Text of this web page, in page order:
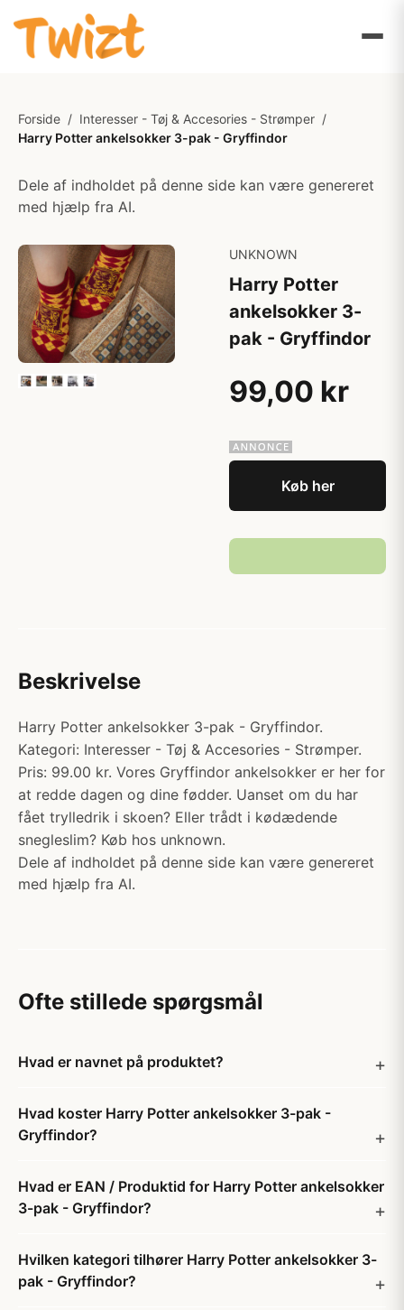
Forside / Interesser - Tøj & Accesories - Strømper /
Harry Potter ankelsokker 3-pak - Gryffindor
Dele af indholdet på denne side kan være genereret
med hjælp fra AI.
UNKNOWN
Harry Potter
ankelsokker 3-
pak - Gryffindor
99,00 kr
Køb her
Beskrivelse
Harry Potter ankelsokker 3-pak - Gryffindor.
Kategori: Interesser - Tøj & Accesories - Strømper.
Pris: 99.00 kr. Vores Gryffindor ankelsokker er her for
at redde dagen og dine fødder. Uanset om du har
fået trylledrik i skoen? Eller trådt i kødædende
snegleslim? Køb hos unknown.
Dele af indholdet på denne side kan være genereret
med hjælp fra AI.
Ofte stillede spørgsmål
Hvad er navnet på produktet?
Hvad koster Harry Potter ankelsokker 3-pak -
Gryffindor?
Hvad er EAN / Produktid for Harry Potter ankelsokker
3-pak - Gryffindor?
Hvilken kategori tilhører Harry Potter ankelsokker 3-
pak - Gryffindor?